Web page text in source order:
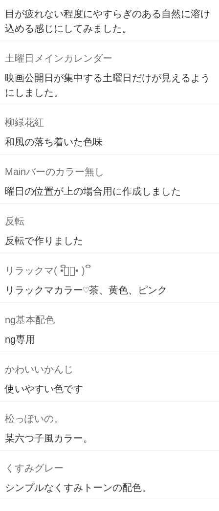
目が疲れない程度にやすらぎのある自然に溶け
込める感じにしてみました。
土曜日メインカレンダー
映画公開日が集中する土曜日だけが見えるよう
にしました。
柳緑花紅
和風の落ち着いた色味
Mainバーのカラー無し
曜日の位置が上の場合用に作成しました
反転
反転で作りました
リラックマ( ິ•ᆺ⃘• )ິ
リラックマカラー♡茶、黄色、ピンク
ng基本配色
ng専用
かわいいかんじ
使いやすい色です
松っぽいの。
某六つ子風カラー。
くすみグレー
シンプルなくすみトーンの配色。